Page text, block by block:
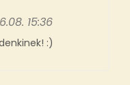
15:36
:)